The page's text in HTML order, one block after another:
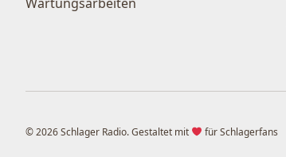
© 2026 Schlager Radio. Gestaltet mit für Schlagerfans